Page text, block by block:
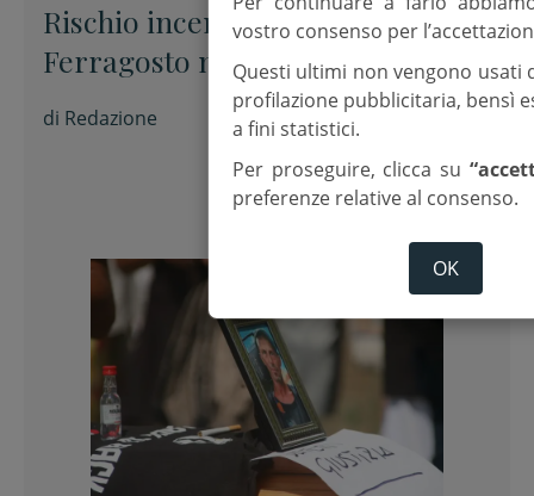
Rischio incendi, no al barbecue di
Ferragosto nel parco
di Redazione
vostro consenso per
Questi ultimi non vengono usati
profilazione pubblicitaria, bensì
a fini statistici.
Per proseguire, clicca su
preferenze relative al consenso.
OK